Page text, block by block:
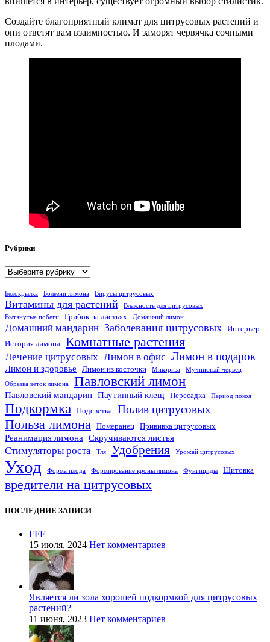
Создайте благоприятный климат для цитрусовых растений и
они ответят вам взаимностью. И заморят червячка сочными
плодами.
Рубрики
Рубрики
Белокрылка Болезни лимона Вирусы цитрусовых
Витамины для растений
Влажность для цитрусовых
Вытянутые побеги
Грибок на листьях Домашний лимон
Домашний мандарин Заболевания цитрусовых Интерьер
История лимона Комнатные растения
Лечение цитрусовых Лимон в офис Лимон в подарок
Лимон и здоровье Лимон из косточки Микориза Мучнистый червец
Обрезка веток лимона Павловский лимон
Павловский мандарин Паутинный клещ Пересадка Период покоя
Подкормка Подсветка Полив цитрусовых
Польза лимона Померанец Прививка цитрусовых
Реанимация лимона Скручиваются листья
Стимуляторы роста Тля Удобрения Урожай цитрусовых
Уход Форма плода Формирование кроны лимона Фунгициды Щитовка
вредители на цитрусовых
ПОСЛЕДНИЕ ЗАПИСИ
FFF
15 июля, 2024 Нет комментариев
Является ли зола хорошей подкормкой для цитрусовых
растений?
11 июня, 2023 Нет комментариев